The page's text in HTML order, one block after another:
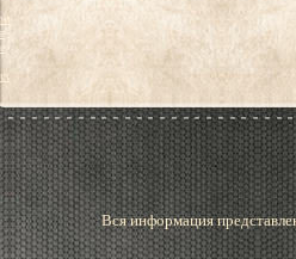
Вся информация